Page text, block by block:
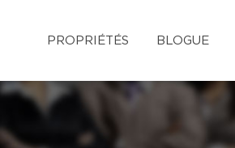
PROPRIÉTÉS BLOGUE